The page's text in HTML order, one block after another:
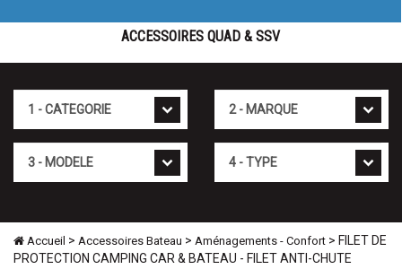
ACCESSOIRES QUAD & SSV
Accueil > Accessoires Bateau > Aménagements - Confort > FILET DE
PROTECTION CAMPING CAR & BATEAU - FILET ANTI-CHUTE